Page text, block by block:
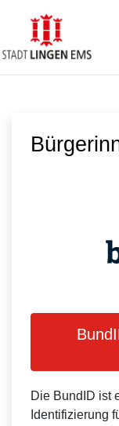
Zum Hauptinhalt
Die BundID ist
Identifizierung